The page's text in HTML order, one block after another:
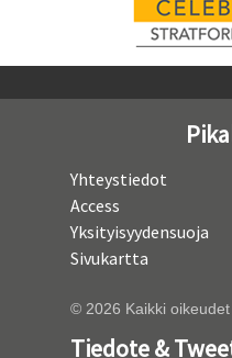
Yhteystiedot
Access
Yksityisyydensuoja
Sivukartta
© 2026 Kaikki oikeudet
Tiedote &